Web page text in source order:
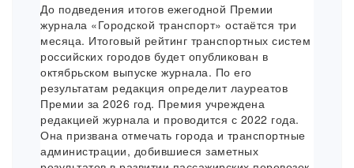
До подведения итогов ежегодной Премии
журнала «Городской транспорт» остаётся три
месяца. Итоговый рейтинг транспортных систем
российских городов будет опубликован в
октябрьском выпуске журнала. По его
результатам редакция определит лауреатов
Премии за 2026 год. Премия учреждена
редакцией журнала и проводится с 2022 года.
Она призвана отмечать города и транспортные
администрации, добившиеся заметных